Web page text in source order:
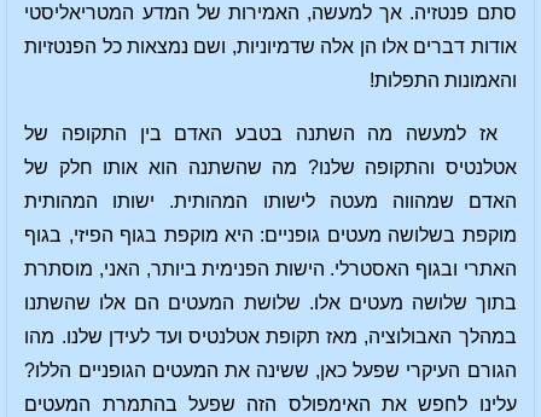
סתם פנטזיה. אך למעשה, האמירות של המדע המטריאליסטי
אודות דברים אלו הן אלה שדמיוניות, ושם נמצאות כל הפנטזיות
והאמונות התפלות!
אז למעשה מה השתנה בטבע האדם בין התקופה של
אטלנטיס והתקופה שלנו? מה שהשתנה הוא אותו חלק של
האדם שמהווה מעטה לישותו המהותית. ישותו המהותית
מוקפת בשלושה מעטים גופניים: היא מוקפת בגוף הפיזי, בגוף
האתרי ובגוף האסטרלי. הישות הפנימית ביותר, האני, מוסתרת
בתוך שלושה מעטים אלו. שלושת המעטים הם אלו שהשתנו
במהלך האבולוציה, מאז תקופת אטלנטיס ועד לעידן שלנו. מהו
הגורם העיקרי שפעל כאן, ששינה את המעטים הגופניים הללו?
עלינו לחפש את האימפולס הזה שפעל בהתמרת המעטים